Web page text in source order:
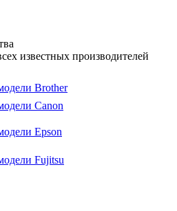
известных производителей
Brother
Canon
Epson
Fujitsu